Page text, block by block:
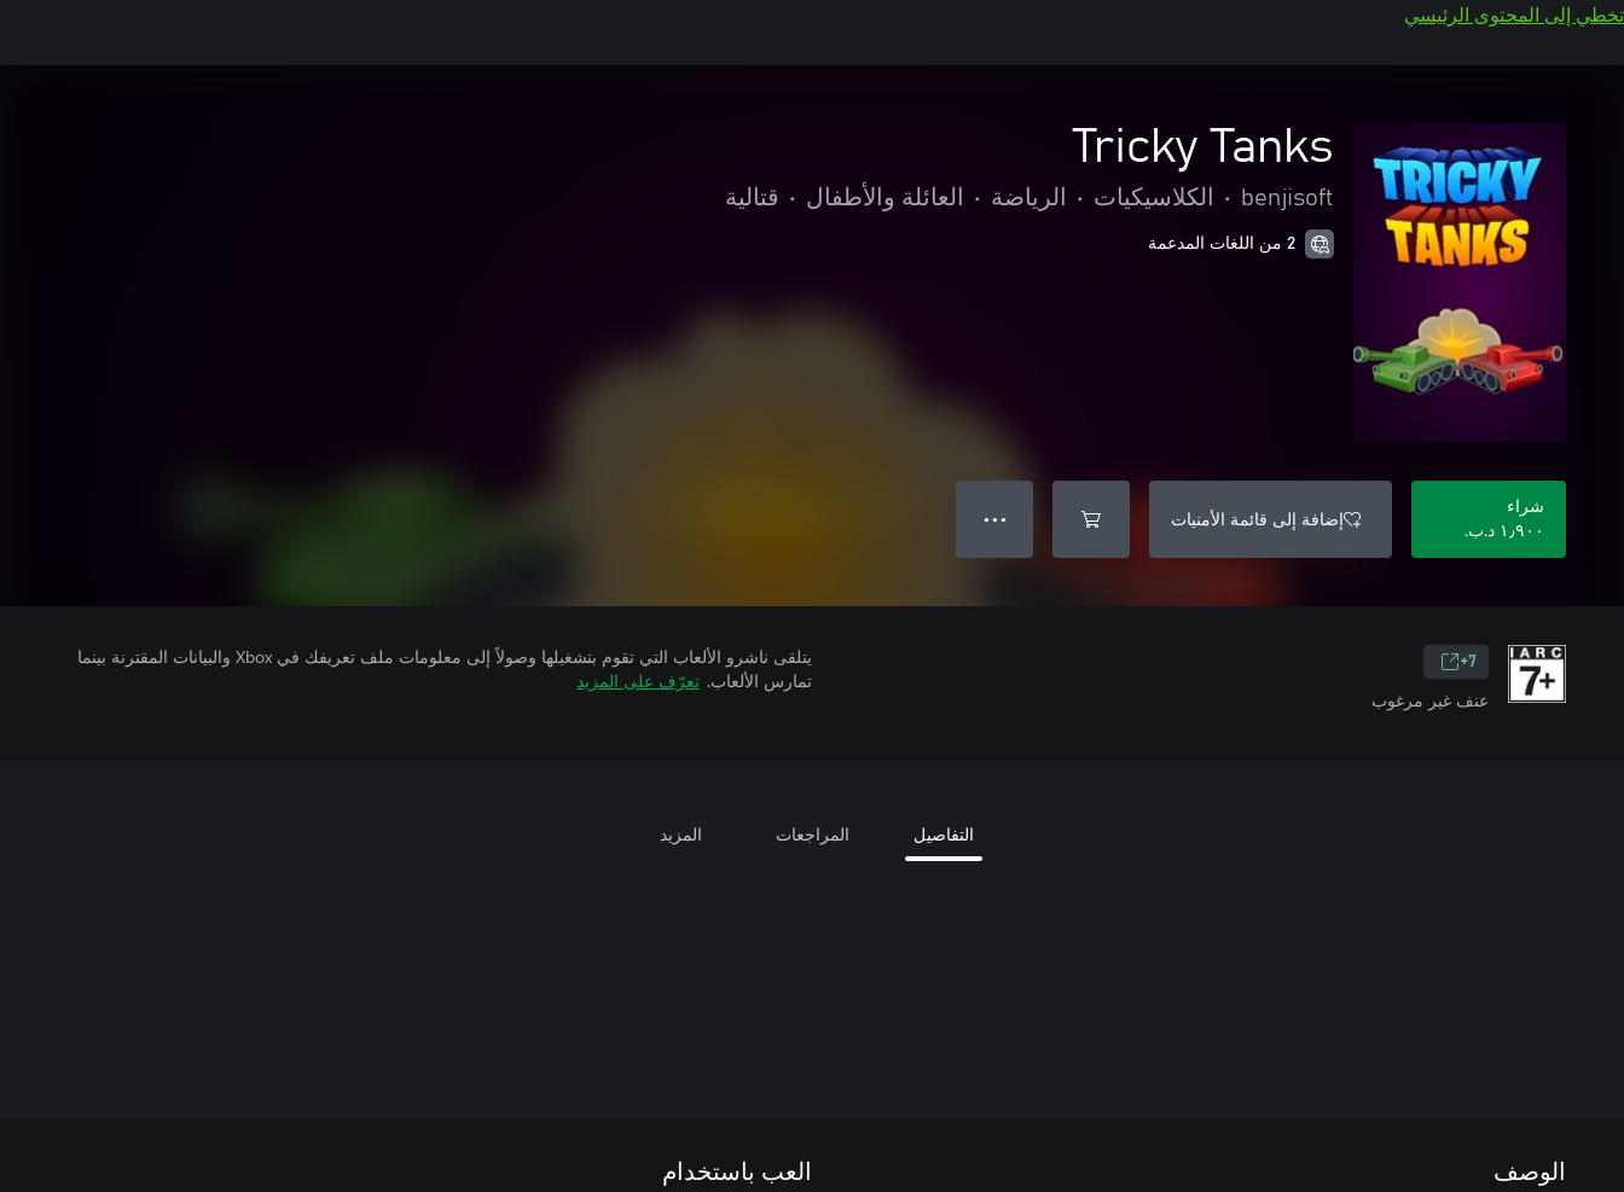
تخطي إلى المحتوى الرئيسي
Tricky Tanks
benjisoft
• الكلاسيكيات • الرياضة • العائلة والأطفال • قتالية
2 من اللغات المدعمة
شراء
١٫٩٠٠ د.ب.‏
إضافة إلى قائمة الأمنيات ● ● ●
7+
عنف غير مرغوب
يتلقى ناشرو الألعاب التي تقوم بتشغيلها وصولاً إلى معلومات ملف تعريفك في Xbox والبيانات المقترنة بينما
تمارس الألعاب. تعرّف على المزيد
التفاصيل المراجعات المزيد
الوصف العب باستخدام